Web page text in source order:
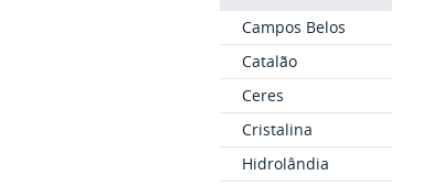
Campos Belos
Catalão
Ceres
Cristalina
Hidrolândia